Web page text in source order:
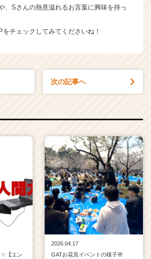
r）
、Sさんの熱意溢れるお言葉に興味を持っ
チェックしてみてくださいね！
次の記事へ
【エン
2026.04.17
GATお花見イベントの様子🌸